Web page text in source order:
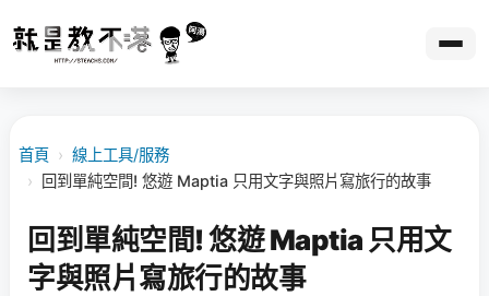
首頁 › 線上工具/服務
›
回到單純空間! 悠遊 Maptia 只用文字與照片寫旅行的故事
回到單純空間! 悠遊 Maptia 只用文
字與照片寫旅行的故事